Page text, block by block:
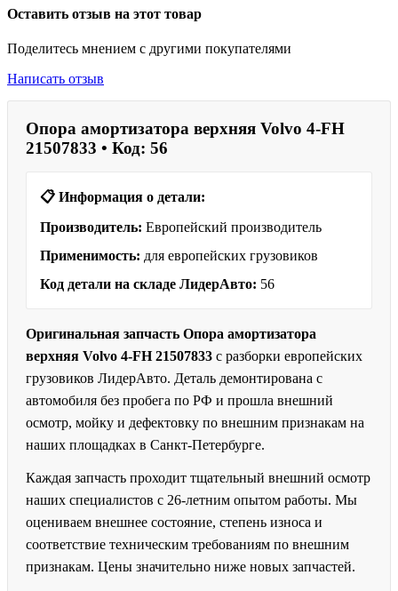
Оставить отзыв на этот товар
Поделитесь мнением с другими покупателями
Написать отзыв
Опора амортизатора верхняя Volvo 4-FH
21507833 • Код: 56
📋 Информация о детали:
Производитель: Европейский производитель
Применимость: для европейских грузовиков
Код детали на складе ЛидерАвто: 56
Оригинальная запчасть Опора амортизатора
верхняя Volvo 4-FH 21507833 с разборки европейских
грузовиков ЛидерАвто. Деталь демонтирована с
автомобиля без пробега по РФ и прошла внешний
осмотр, мойку и дефектовку по внешним признакам на
наших площадках в Санкт-Петербурге.
Каждая запчасть проходит тщательный внешний осмотр
наших специалистов с 26-летним опытом работы. Мы
оцениваем внешнее состояние, степень износа и
соответствие техническим требованиям по внешним
признакам. Цены значительно ниже новых запчастей.